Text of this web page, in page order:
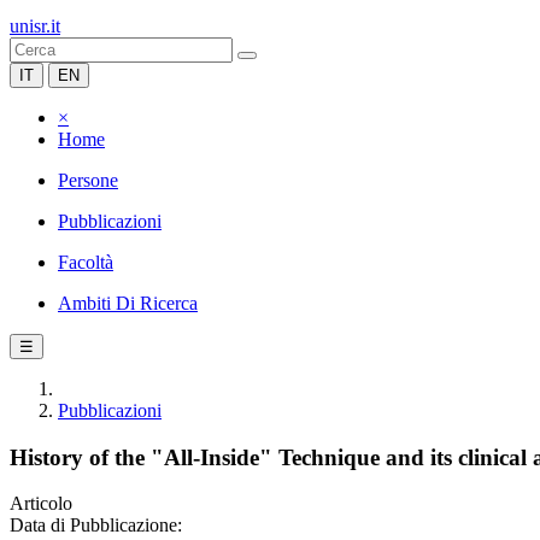
unisr.it
IT EN
×
Home
Persone
Pubblicazioni
Facoltà
Ambiti Di Ricerca
☰
Pubblicazioni
History of the "All-Inside" Technique and its clinical
Articolo
Data di Pubblicazione: